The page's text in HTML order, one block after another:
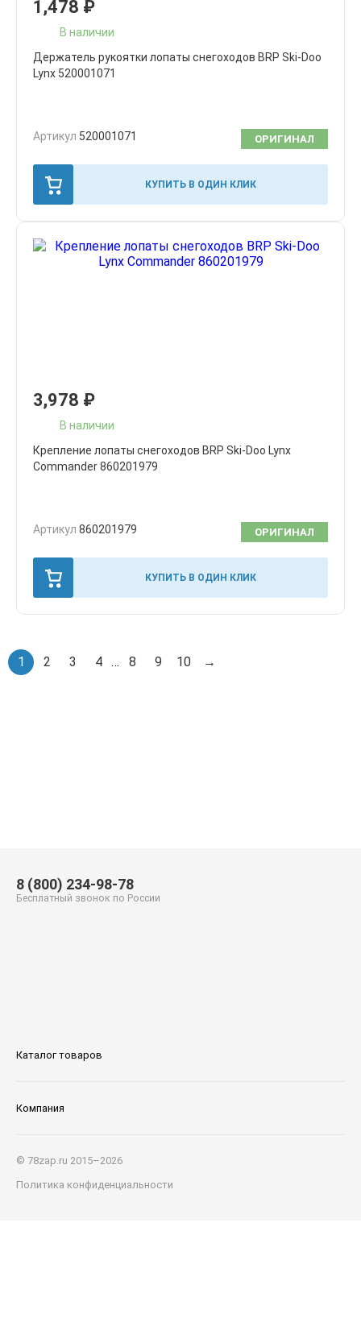
1,478 ₽
В наличии
Держатель рукоятки лопаты снегоходов BRP Ski-Doo
Lynx 520001071
Артикул 520001071 ОРИГИНАЛ
КУПИТЬ В ОДИН КЛИК
3,978 ₽
В наличии
Крепление лопаты снегоходов BRP Ski-Doo Lynx
Commander 860201979
Артикул 860201979 ОРИГИНАЛ
КУПИТЬ В ОДИН КЛИК
1 2 3 4 … 8 9 10 →
Каталог товаров
Компания
8 (800) 234-98-78
Бесплатный звонок по России
© 78zap.ru 2015–2026
Политика конфиденциальности